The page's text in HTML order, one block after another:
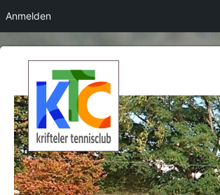
Anmelden